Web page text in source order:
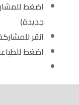
جديدة)
انقر
اضغط